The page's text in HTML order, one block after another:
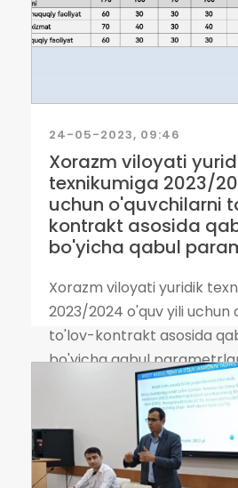
24-05-2023, 09:46
Xorazm viloyati
texnikumiga 2023/
uchun o'quvchilarni
kontrakt asosida
bo'yicha qabul
Xorazm viloyati yuridik
2023/2024 o'quv yili uchun
to'lov-kontrakt asosida
bo'yicha qabul